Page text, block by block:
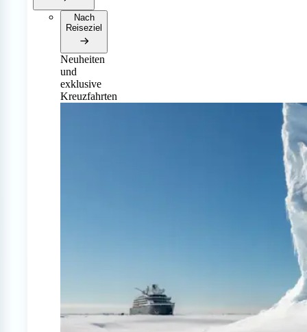
Nach
Reiseziel
Neuheiten
und
exklusive
Kreuzfahrten